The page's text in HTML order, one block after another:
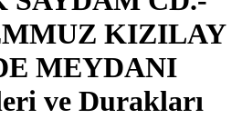
KIZILAY
MEYDANI
ve Durakları